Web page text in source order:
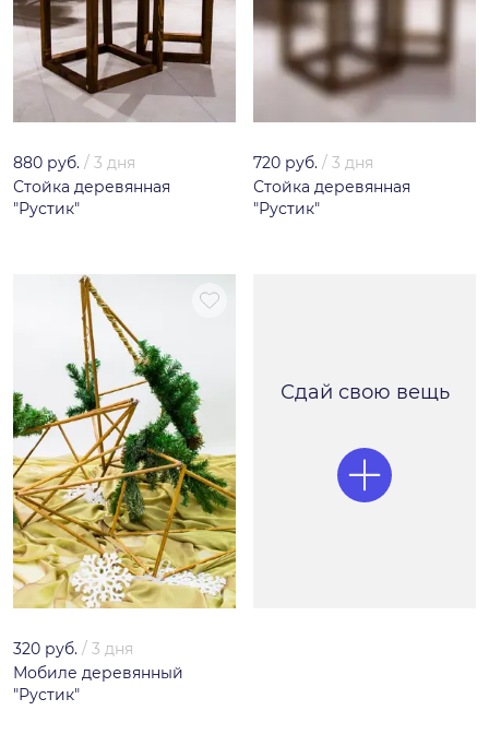
880 руб. / 3 дня
Стойка деревянная
"Рустик"
720 руб. / 3 дня
Стойка деревянная
"Рустик"
320 руб. / 3 дня
Мобиле деревянный
"Рустик"
Сдай свою вещь